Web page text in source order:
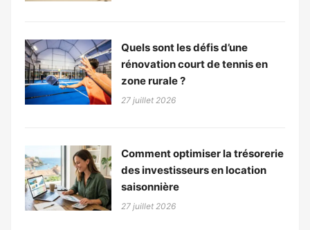
Quels sont les défis d’une
rénovation court de tennis en
zone rurale ?
27 juillet 2026
Comment optimiser la trésorerie
des investisseurs en location
saisonnière
27 juillet 2026